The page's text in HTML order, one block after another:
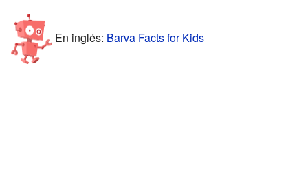
En inglés: Barva Facts for Kids